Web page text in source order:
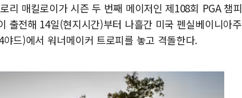
리 매킬로이가 시즌 두 번째 메이저인 제108회 PGA 챔피
출전해 14일(현지시간)부터 나흘간 미국 펜실베이니아주
드)에서 워너메이커 트로피를 놓고 격돌한다.